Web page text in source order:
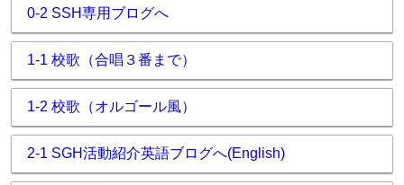
0-2 SSH専用ブログへ
1-1 校歌（合唱３番まで）
1-2 校歌（オルゴール風）
2-1 SGH活動紹介英語ブログへ(English)